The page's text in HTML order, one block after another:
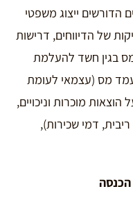
הדורשים ייצוג משפטי
של הדיווחים, דרישות
בגין חשד להעלמת
מס (עצמאי לעומת
מוכרות וניכויים,
דמי שכירות),